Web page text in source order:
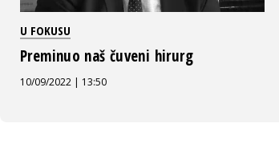
U FOKUSU
Preminuo naš čuveni hirurg
10/09/2022 | 13:50